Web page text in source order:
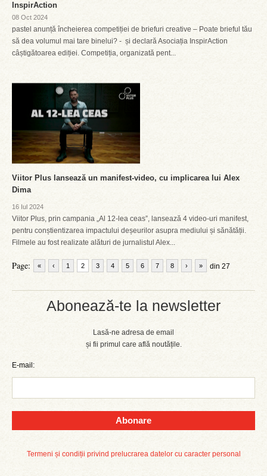
Abonează-te la newsletter
Lasă-ne adresa de email
și fii primul care află noutățile.
E-mail:
Abonare
Termeni și condiții privind prelucrarea datelor cu caracter personal
InspirAction
08 Oct 2024
pastel anunță încheierea competiției de briefuri creative – Poate brieful tău
să dea volumul mai tare binelui? - și declară Asociația InspirAction
câștigătoarea ediției. Competiția, organizată pent...
Viitor Plus lansează un manifest-video, cu implicarea lui Alex
Dima
16 Iul 2024
Viitor Plus, prin campania „Al 12-lea ceas”, lansează 4 video-uri manifest,
pentru conștientizarea impactului deșeurilor asupra mediului și sănătății.
Filmele au fost realizate alături de jurnalistul Alex...
Page: « ‹ 1 2 3 4 5 6 7 8 din 27
› »